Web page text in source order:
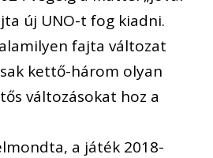
új UNO-t fog kiadni.
fajta változat
kettő-három olyan
változásokat hoz a
a játék 2018-